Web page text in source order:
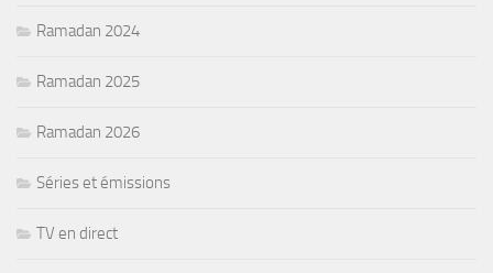
Ramadan 2024
Ramadan 2025
Ramadan 2026
Séries et émissions
TV en direct